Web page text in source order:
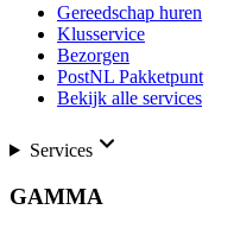
Gereedschap huren
Klusservice
Bezorgen
PostNL Pakketpunt
Bekijk alle services
Services
GAMMA